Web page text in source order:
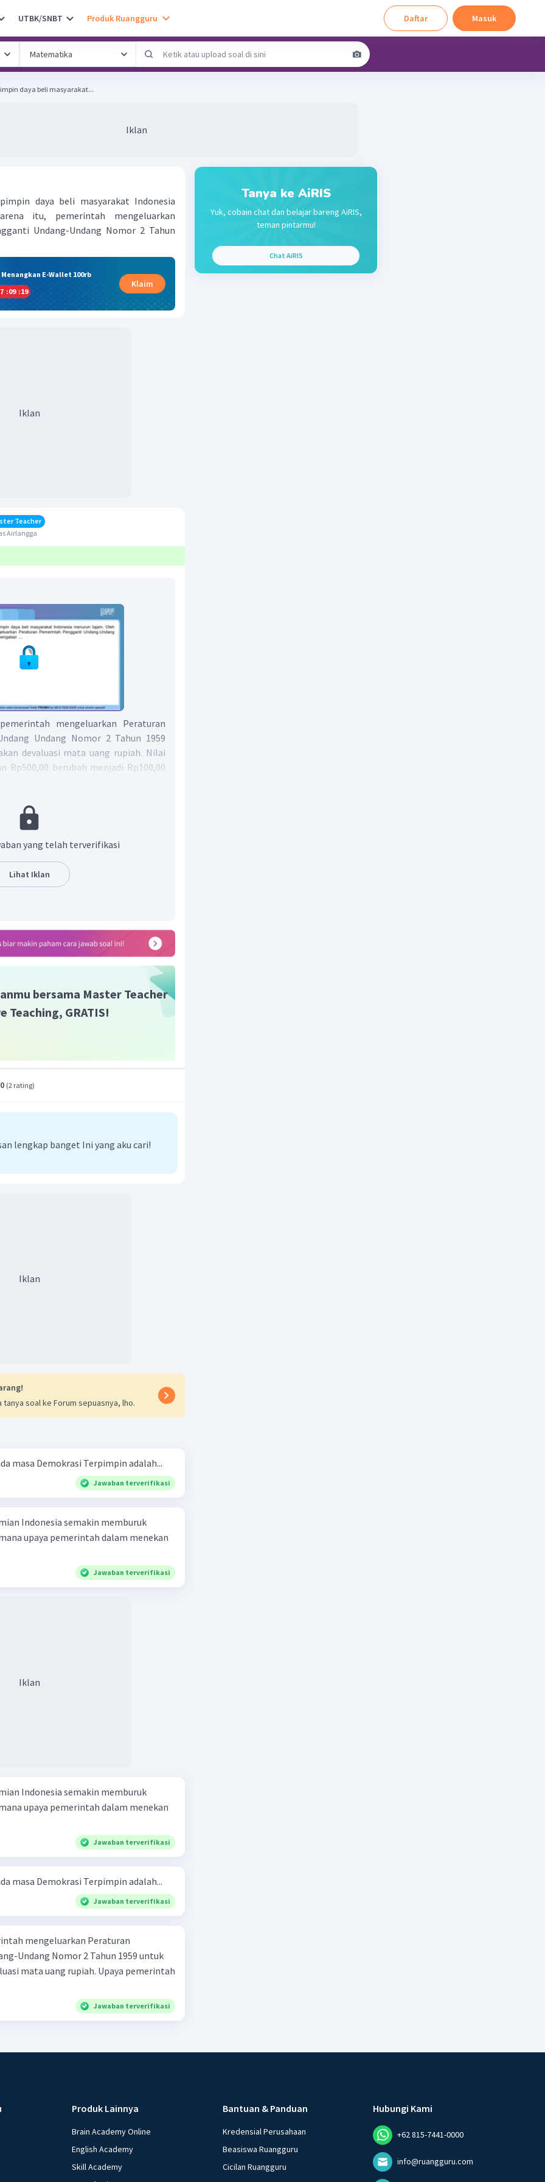
UTBK/SNBT Produk Ruangguru Daftar Masuk
daya beli masyarakat...
Iklan
daya beli masyarakat Indonesia
itu, pemerintah mengeluarkan
Undang-Undang Nomor 2 Tahun
E-Wallet 100rb
:09 :18
Klaim
Iklan
Teacher
Airlangga
mengeluarkan Peraturan
Undang Nomor 2 Tahun 1959
devaluasi mata uang rupiah. Nilai
Rp500,00 berubah menjadi Rp100,00
rupiah tanpa merugikan rakyat kecil.
Pemerintah Pengganti Undang-
1959 untuk menetapkan kebijakan
yang telah terverifikasi
Lihat Iklan
bersama Master Teacher
Teaching, GRATIS!
(2 rating)
lengkap banget Ini yang aku cari!
Iklan
tanya soal ke Forum sepuasnya, lho.
masa Demokrasi Terpimpin adalah...
Jawaban terverifikasi
Indonesia semakin memburuk
upaya pemerintah dalam menekan
Jawaban terverifikasi
Iklan
Indonesia semakin memburuk
upaya pemerintah dalam menekan
Jawaban terverifikasi
masa Demokrasi Terpimpin adalah...
Jawaban terverifikasi
mengeluarkan Peraturan
Undang Nomor 2 Tahun 1959 untuk
mata uang rupiah. Upaya pemerintah
Jawaban terverifikasi
Tanya ke AiRIS
Yuk, cobain chat dan belajar bareng AiRIS,
teman pintarmu!
Chat AiRIS
Produk Lainnya
Brain Academy Online
English Academy
Skill Academy
Bantuan & Panduan
Kredensial Perusahaan
Beasiswa Ruangguru
Cicilan Ruangguru
Hubungi Kami
+62 815-7441-0000
info@ruangguru.com